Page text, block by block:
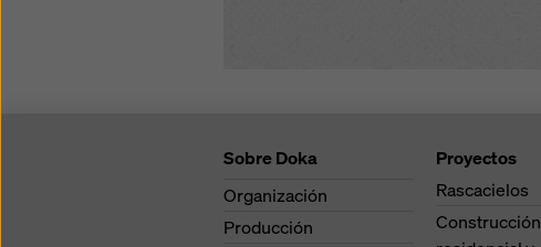
Sobre Doka
Organización
Producción
Proyectos
Rascacielos
Construcción